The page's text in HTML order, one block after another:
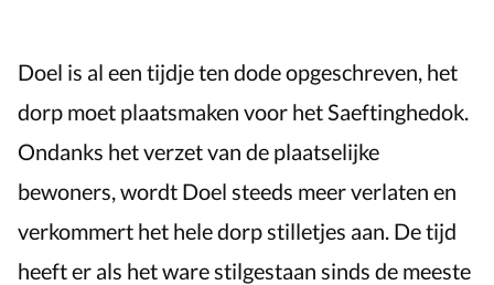
Doel is al een tijdje ten dode opgeschreven, het
dorp moet plaatsmaken voor het Saeftinghedok.
Ondanks het verzet van de plaatselijke
bewoners, wordt Doel steeds meer verlaten en
verkommert het hele dorp stilletjes aan. De tijd
heeft er als het ware stilgestaan sinds de meeste